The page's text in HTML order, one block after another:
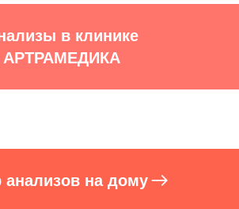
в клинике
АРТРАМЕДИКА
анализов на дому